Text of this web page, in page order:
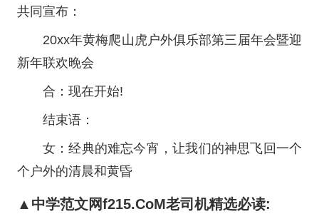
共同宣布：
20xx年黄梅爬山虎户外俱乐部第三届年会暨迎
新年联欢晚会
合：现在开始!
结束语：
女：经典的难忘今宵，让我们的神思飞回一个
个户外的清晨和黄昏
▲中学范文网f215.CoM老司机精选必读: